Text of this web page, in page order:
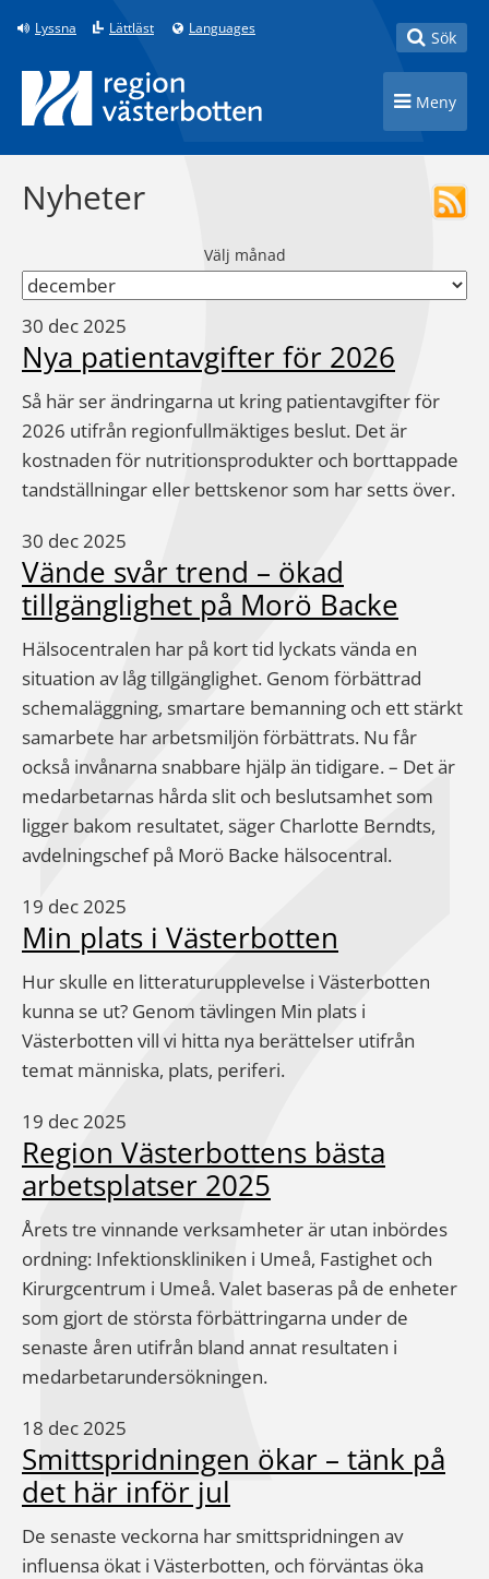
Till innehåll på sidan
Lyssna Lättläst Languages Toggle
Sök
Toggle
Meny
Nyheter
Välj månad
30 dec 2025
Nya patientavgifter för 2026
Så här ser ändringarna ut kring patientavgifter för
2026 utifrån regionfullmäktiges beslut. Det är
kostnaden för nutritionsprodukter och borttappade
tandställningar eller bettskenor som har setts över.
30 dec 2025
Vände svår trend – ökad
tillgänglighet på Morö Backe
Hälsocentralen har på kort tid lyckats vända en
situation av låg tillgänglighet. Genom förbättrad
schemaläggning, smartare bemanning och ett stärkt
samarbete har arbetsmiljön förbättrats. Nu får
också invånarna snabbare hjälp än tidigare. – Det är
medarbetarnas hårda slit och beslutsamhet som
ligger bakom resultatet, säger Charlotte Berndts,
avdelningschef på Morö Backe hälsocentral.
19 dec 2025
Min plats i Västerbotten
Hur skulle en litteraturupplevelse i Västerbotten
kunna se ut? Genom tävlingen Min plats i
Västerbotten vill vi hitta nya berättelser utifrån
temat människa, plats, periferi.
19 dec 2025
Region Västerbottens bästa
arbetsplatser 2025
Årets tre vinnande verksamheter är utan inbördes
ordning: Infektionskliniken i Umeå, Fastighet och
Kirurgcentrum i Umeå. Valet baseras på de enheter
som gjort de största förbättringarna under de
senaste åren utifrån bland annat resultaten i
medarbetarundersökningen.
18 dec 2025
Smittspridningen ökar – tänk på
det här inför jul
De senaste veckorna har smittspridningen av
influensa ökat i Västerbotten, och förväntas öka